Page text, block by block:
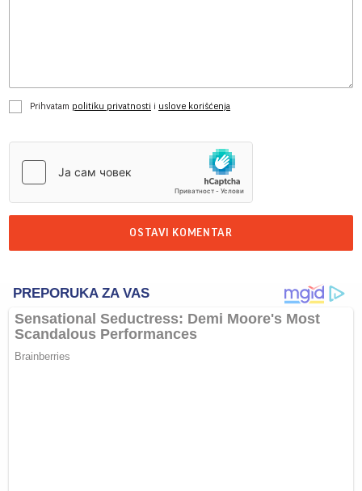
Prihvatam politiku privatnosti i uslove korišćenja
OSTAVI KOMENTAR